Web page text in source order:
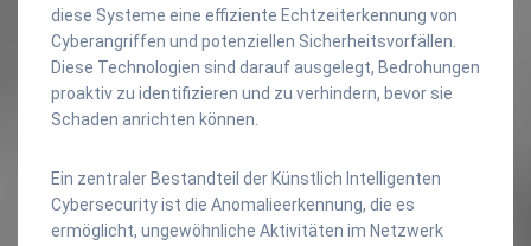
diese Systeme eine effiziente Echtzeiterkennung von
Cyberangriffen und potenziellen Sicherheitsvorfällen.
Diese Technologien sind darauf ausgelegt, Bedrohungen
proaktiv zu identifizieren und zu verhindern, bevor sie
Schaden anrichten können.
Ein zentraler Bestandteil der Künstlich Intelligenten
Cybersecurity ist die Anomalieerkennung, die es
ermöglicht, ungewöhnliche Aktivitäten im Netzwerk